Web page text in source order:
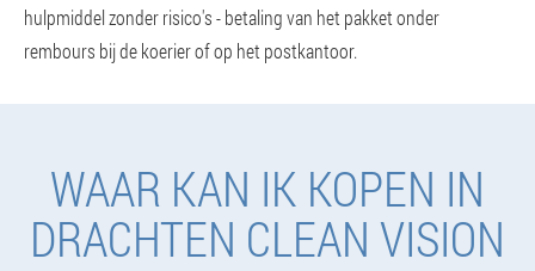
hulpmiddel zonder risico's - betaling van het pakket onder
rembours bij de koerier of op het postkantoor.
WAAR KAN IK KOPEN IN
DRACHTEN CLEAN VISION